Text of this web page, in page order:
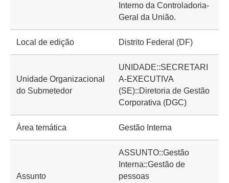
Interno da Controladoria-
Geral da União.
Local de edição Distrito Federal (DF)
Unidade Organizacional
do Submetedor
UNIDADE::SECRETARI
A-EXECUTIVA
(SE)::Diretoria de Gestão
Corporativa (DGC)
Área temática Gestão Interna
Assunto
ASSUNTO::Gestão
Interna::Gestão de
pessoas